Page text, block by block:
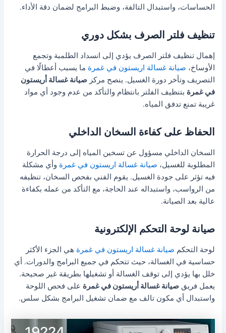
الحساسات، واستبدال التالفة، وضبط البرامج لضمان دقة الأداء.
تنظيف فلتر الصرف بشكل دوري
إهمال تنظيف فلتر الصرف يؤدي إلى انسداد الطلمبة وتجمع
الأوساخ، صيانة غسالة اريستون في غمرة ما يسبب أعطالًا في
التصريف وتأخر دورة الغسيل. ينصح مركزصيانة غسالة أريستون
في غمرة بتنظيف الفلتر بانتظام والتأكد من عدم وجود أي مواد
غريبة تمنع تدفق المياه.
الحفاظ على كفاءة السخان الداخلي
السخان الداخلي مسؤول عن تسخين المياه إلى درجة الحرارة
المطلوبة للغسيل، صيانة غسالة اريستون في غمرة وأي مشكلة
فيه تؤثر على جودة الغسيل. يقوم الفني بفحص السخان، تنظيفه
من الرواسب، واستبداله عند الحاجة، مع التأكد من عمله بكفاءة
عالية بعد الصيانة.
صيانة لوحة التحكم الإلكترونية
لوحة التحكم صيانة غسالة اريستون في غمرة هي الجزء الأكثر
حساسية في الغسالة، حيث تتحكم في جميع البرامج والدورات. أي
خلل بها يؤدي إلى توقف الغسالة أو تشغيلها بطريقة غير صحيحة.
يعمل فريقصيانة غسالة أريستون في غمرة على فحص اللوحة
واستبدال أي مكون تالف مع ضمان تشغيل البرامج بشكل سلس.